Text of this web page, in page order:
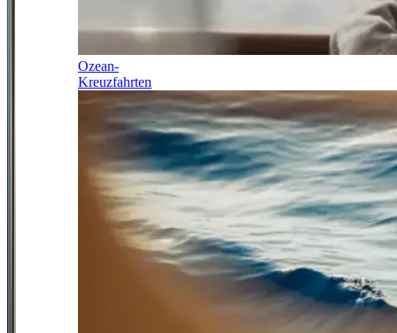
Ozean-
Kreuzfahrten